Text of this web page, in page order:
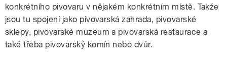
konkrétního pivovaru v nějakém konkrétním místě. Takže
jsou tu spojení jako pivovarská zahrada, pivovarské
sklepy, pivovarské muzeum a pivovarská restaurace a
také třeba pivovarský komín nebo dvůr.